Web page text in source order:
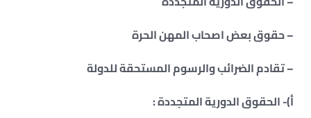
– حقوق بعض اصحاب المهن الحرة
– تقادم الضرائب والرسوم المستحقة للدولة
أ)- الحقوق الدورية المتجددة :